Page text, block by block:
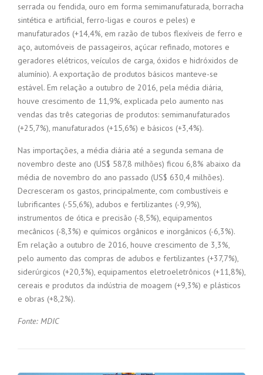
serrada ou fendida, ouro em forma semimanufaturada, borracha
sintética e artificial, ferro-ligas e couros e peles) e
manufaturados (+14,4%, em razão de tubos flexíveis de ferro e
aço, automóveis de passageiros, açúcar refinado, motores e
geradores elétricos, veículos de carga, óxidos e hidróxidos de
alumínio). A exportação de produtos básicos manteve-se
estável. Em relação a outubro de 2016, pela média diária,
houve crescimento de 11,9%, explicada pelo aumento nas
vendas das três categorias de produtos: semimanufaturados
(+25,7%), manufaturados (+15,6%) e básicos (+3,4%).
Nas importações, a média diária até a segunda semana de
novembro deste ano (US$ 587,8 milhões) ficou 6,8% abaixo da
média de novembro do ano passado (US$ 630,4 milhões).
Decresceram os gastos, principalmente, com combustíveis e
lubrificantes (-55,6%), adubos e fertilizantes (-9,9%),
instrumentos de ótica e precisão (-8,5%), equipamentos
mecânicos (-8,3%) e químicos orgânicos e inorgânicos (-6,3%).
Em relação a outubro de 2016, houve crescimento de 3,3%,
pelo aumento das compras de adubos e fertilizantes (+37,7%),
siderúrgicos (+20,3%), equipamentos eletroeletrônicos (+11,8%),
cereais e produtos da indústria de moagem (+9,3%) e plásticos
e obras (+8,2%).
Fonte: MDIC